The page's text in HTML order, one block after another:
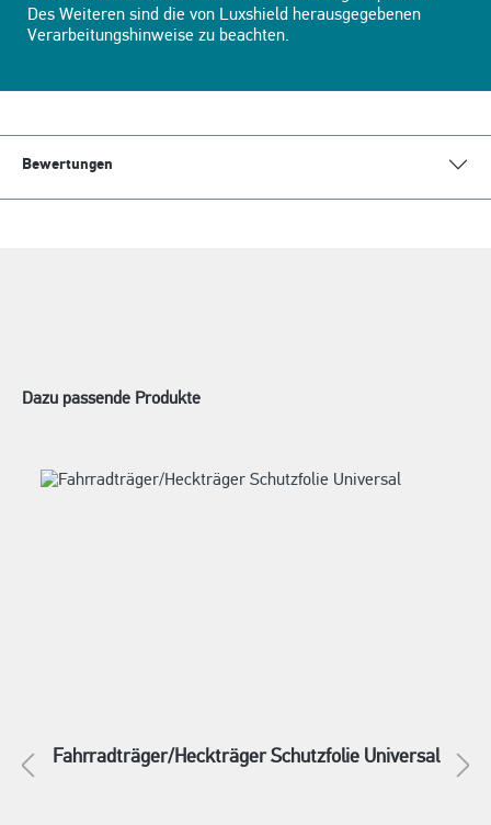
Des Weiteren sind die von Luxshield herausgegebenen
Verarbeitungshinweise zu beachten.
Bewertungen
Dazu passende Produkte
Fahrradträger/Heckträger Schutzfolie Universal